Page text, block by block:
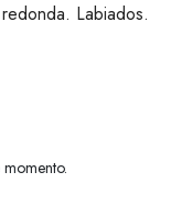
Labiados.